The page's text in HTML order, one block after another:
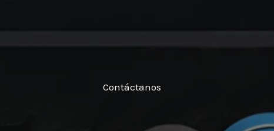
Contáctanos